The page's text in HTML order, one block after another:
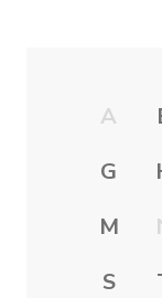
A
G
M
S